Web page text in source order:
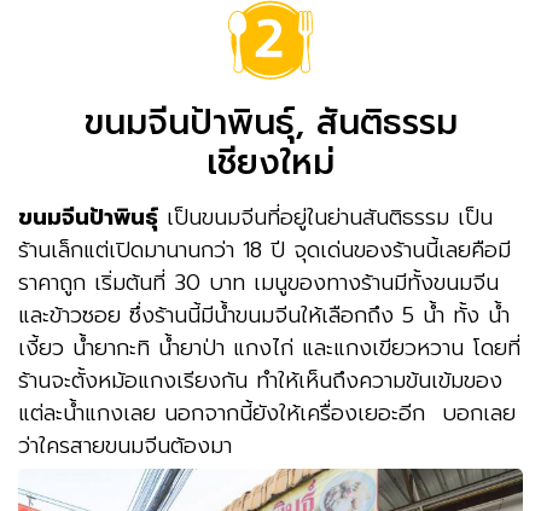
ขนมจีนป้าพินธุ์, สันติธรรม
เชียงใหม่
ขนมจีนป้าพินธุ์ เป็นขนมจีนที่อยู่ในย่านสันติธรรม เป็น
ร้านเล็กแต่เปิดมานานกว่า 18 ปี จุดเด่นของร้านนี้เลยคือมี
ราคาถูก เริ่มต้นที่ 30 บาท เมนูของทางร้านมีทั้งขนมจีน
และข้าวซอย ซึ่งร้านนี้มีน้ำขนมจีนให้เลือกถึง 5 น้ำ ทั้ง น้ำ
เงี้ยว น้ำยากะทิ น้ำยาป่า แกงไก่ และแกงเขียวหวาน โดยที่
ร้านจะตั้งหม้อแกงเรียงกัน ทำให้เห็นถึงความข้นเข้มของ
แต่ละน้ำแกงเลย นอกจากนี้ยังให้เครื่องเยอะอีก บอกเลย
ว่าใครสายขนมจีนต้องมา